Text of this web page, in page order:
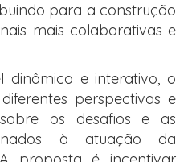
para a construção
mais colaborativas e
dinâmico e interativo, o
perspectivas e
os desafios e as
à atuação da